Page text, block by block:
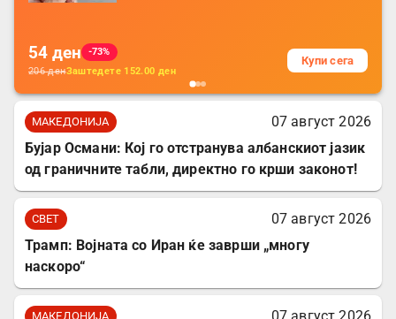
54 ден
-73%
206денЗаштедете 152.00 ден
Купи сега
МАКЕДОНИЈА
07 август 2026
Бујар Османи: Кој го отстранува албанскиот јазик
од граничните табли, директно го крши законот!
СВЕТ
07 август 2026
Трамп: Војната со Иран ќе заврши „многу
наскоро“
МАКЕДОНИЈА